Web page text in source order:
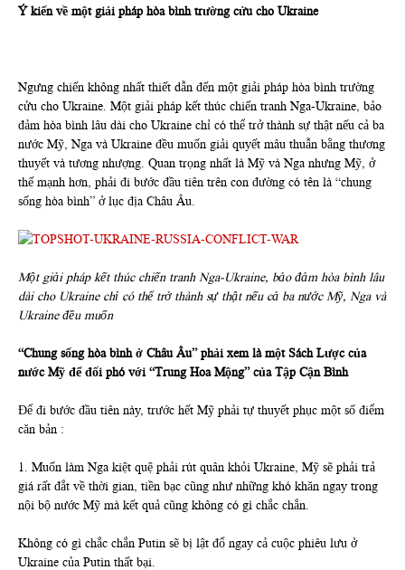
Ý kiến về một giải pháp hòa bình trường cửu cho Ukraine
Ngưng chiến không nhất thiết dẫn đến một giải pháp hòa bình trường
cửu cho Ukraine. Một giải pháp kết thúc chiến tranh Nga-Ukraine, bảo
đảm hòa bình lâu dài cho Ukraine chỉ có thể trở thành sự thật nếu cả ba
nước Mỹ, Nga và Ukraine đều muốn giải quyết mâu thuẫn bằng thương
thuyết và tương nhượng. Quan trọng nhất là Mỹ và Nga nhưng Mỹ, ở
thế mạnh hơn, phải đi bước đầu tiên trên con đường có tên là “chung
sống hòa bình” ở lục địa Châu Âu.
Một giải pháp kết thúc chiến tranh Nga-Ukraine, bảo đảm hòa bình lâu
dài cho Ukraine chỉ có thể trở thành sự thật nếu cả ba nước Mỹ, Nga và
Ukraine đều muốn
“Chung sống hòa bình ở Châu Âu” phải xem là một Sách Lược của
nước Mỹ để đối phó với “Trung Hoa Mộng” của Tập Cận Bình
Để đi bước đầu tiên này, trước hết Mỹ phải tự thuyết phục một số điểm
căn bản :
1. Muốn làm Nga kiệt quệ phải rút quân khỏi Ukraine, Mỹ sẽ phải trả
giá rất đắt về thời gian, tiền bạc cũng như những khó khăn ngay trong
nội bộ nước Mỹ mà kết quả cũng không có gì chắc chắn.
Không có gì chắc chắn Putin sẽ bị lật đổ ngay cả cuộc phiêu lưu ở
Ukraine của Putin thất bại.